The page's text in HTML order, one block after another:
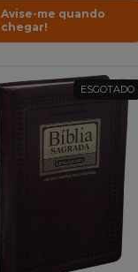
Avise-me quando
chegar!
ESGOTADO